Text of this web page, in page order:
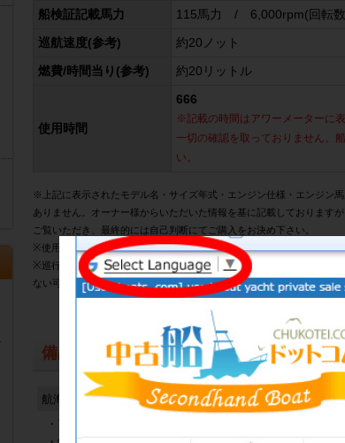
船検証記載馬力 115馬力 / 6,000rpm(回転
巡航速度(参考) 約20ノット
燃費/時間当り(参考) 約20リットル
使用時間
666
※記載の時間はアワーメーターに
一切の確認を取っておりません。
い。
※上記に表示されたモデル名・サイズ年式・エンジン仕様・エンジン
ありません。オーナー様からいただいた情報を基に記載しております
ご覧いただき、最終的には自己判断にてご購入をお決め下さい。
※使用時間は、メーターの表示時間を記載しております。あくまでも
※巡行速度・最高速度に関しては、オーナー様からお聞きした速度を
ない可能性もあります。あくまでも参考までにご覧下さい。燃費やタ
備品情報
航海計器
・アワーメーター